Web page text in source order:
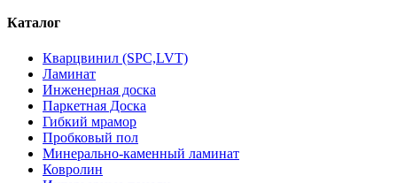
Каталог
Кварцвинил (SPC,LVT)
Ламинат
Инженерная доска
Паркетная Доска
Гибкий мрамор
Пробковый пол
Минерально-каменный ламинат
Ковролин